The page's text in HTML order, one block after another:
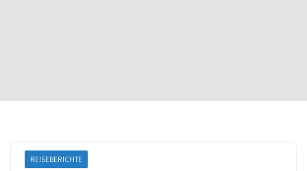
REISEBERICHTE